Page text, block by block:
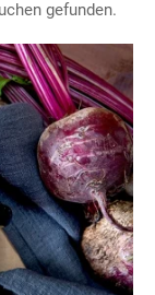
gefunden.